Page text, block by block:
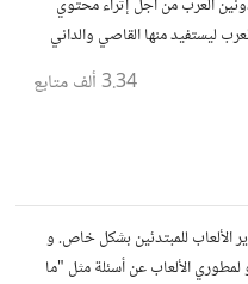
العرب من اجل إثراء محتوي
ليستفيد منها القاصي والداني
3.34 ألف متابع
الألعاب للمبتدئين بشكل خاص. و
الألعاب عن أسئلة مثل "ما